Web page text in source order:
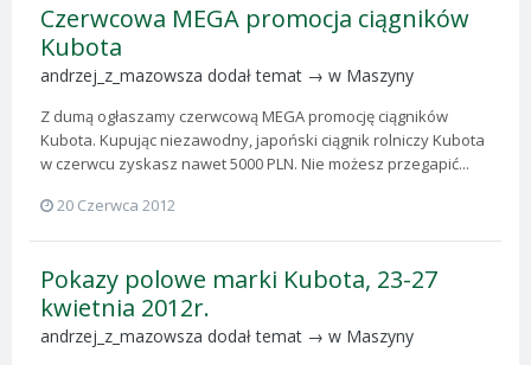
Czerwcowa MEGA promocja ciągników
Kubota
andrzej_z_mazowsza dodał temat → w Maszyny
Z dumą ogłaszamy czerwcową MEGA promocję ciągników
Kubota. Kupując niezawodny, japoński ciągnik rolniczy Kubota
w czerwcu zyskasz nawet 5000 PLN. Nie możesz przegapić...
20 Czerwca 2012
Pokazy polowe marki Kubota, 23-27
kwietnia 2012r.
andrzej_z_mazowsza dodał temat → w Maszyny